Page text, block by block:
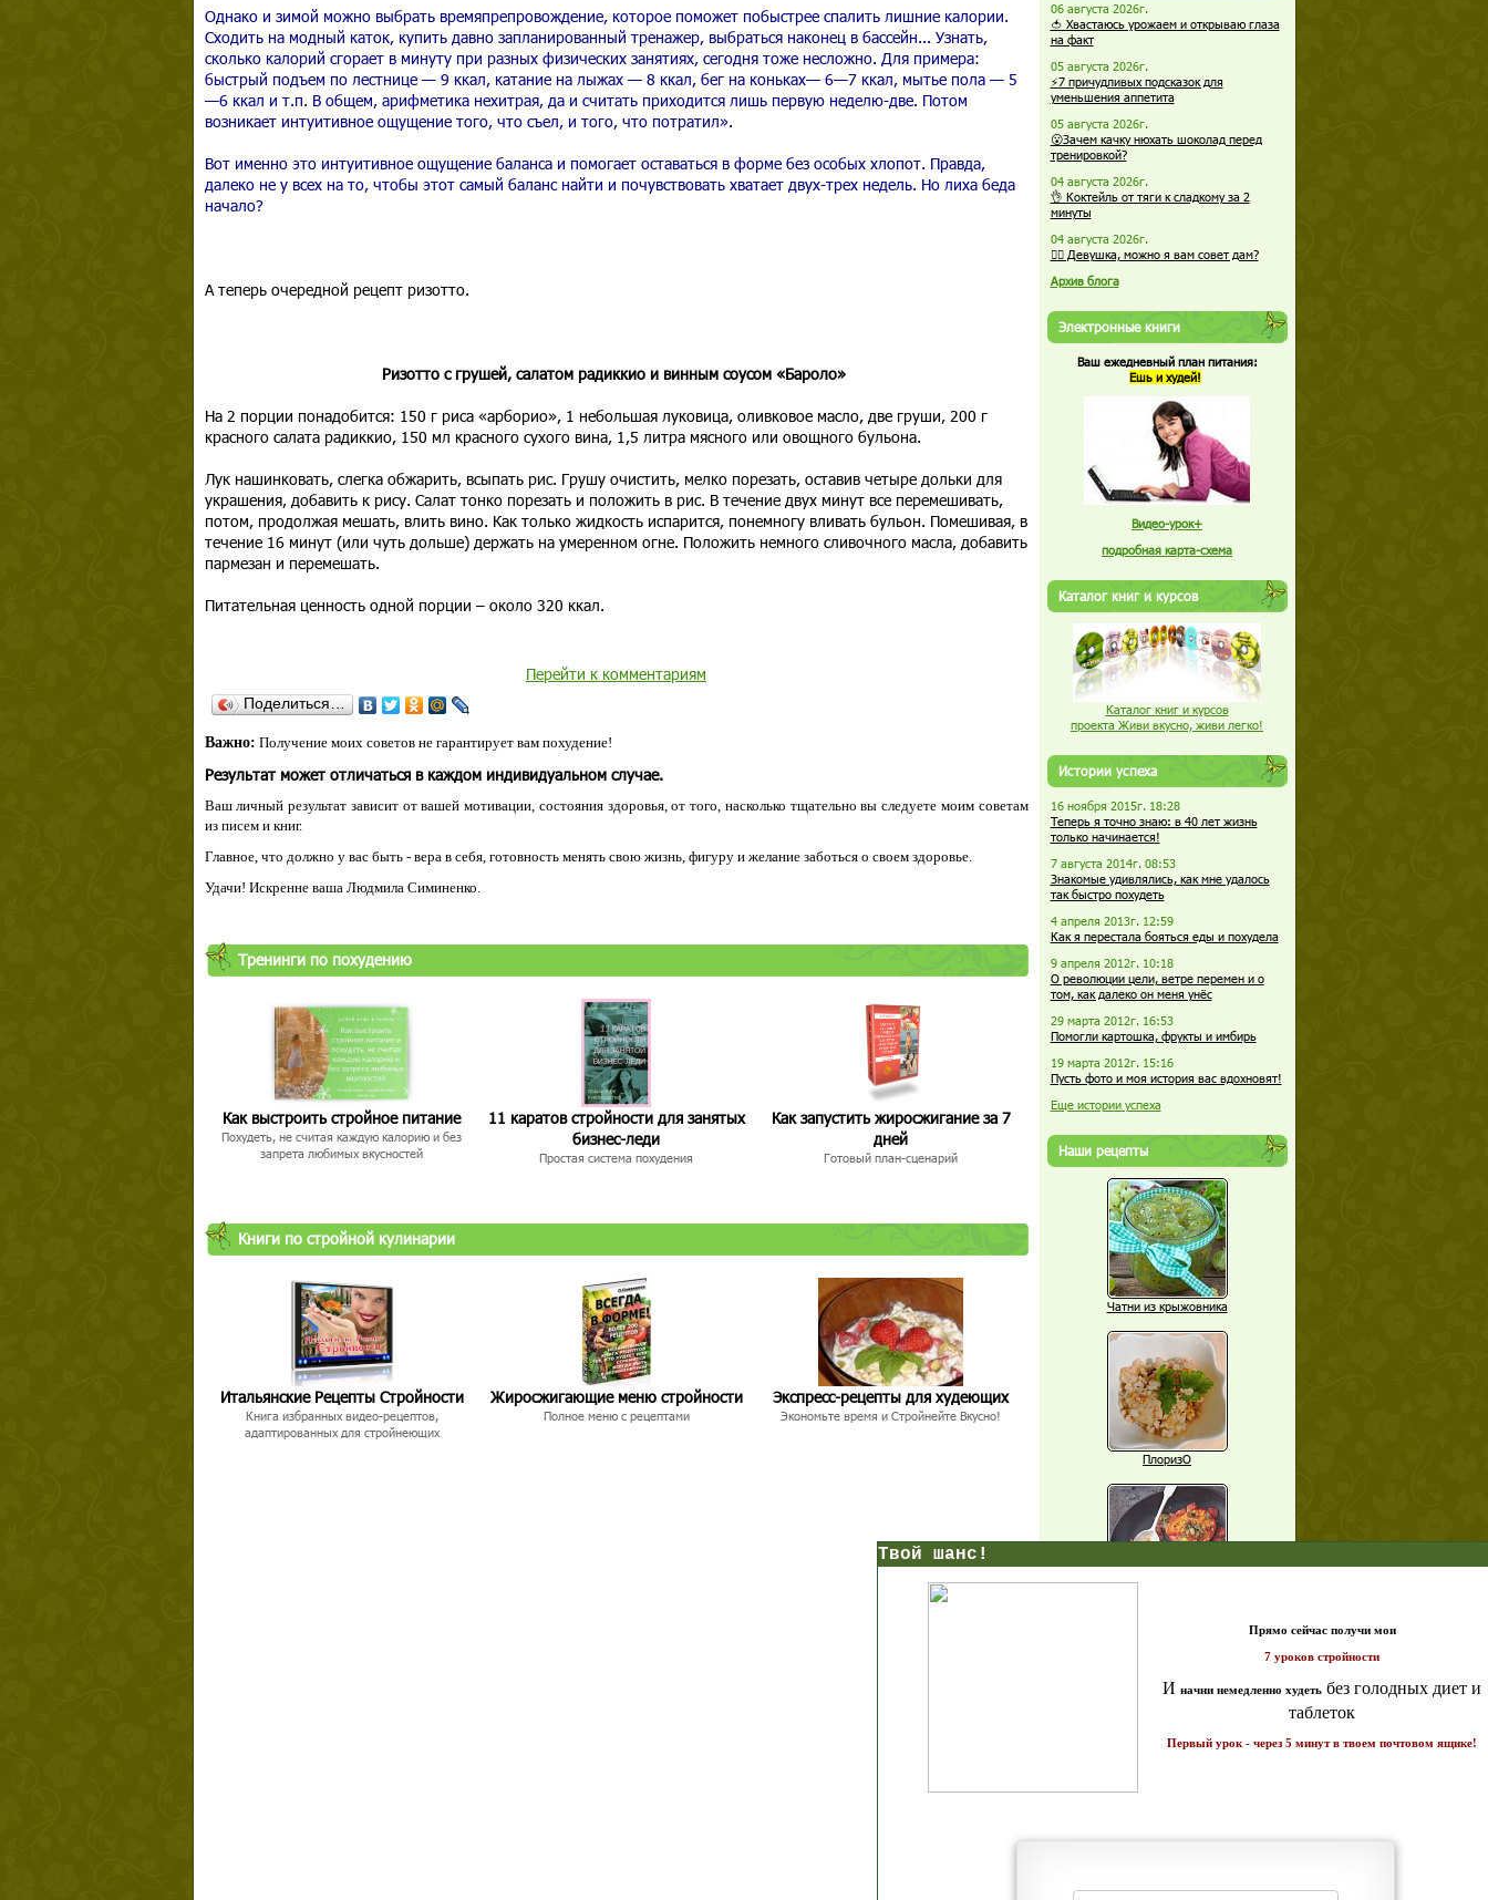
Однако и зимой можно выбрать времяпрепровождение, которое поможет побыстрее спалить лишние калории.
Сходить на модный каток, купить давно запланированный тренажер, выбраться наконец в бассейн... Узнать,
сколько калорий сгорает в минуту при разных физических занятиях, сегодня тоже несложно. Для примера:
быстрый подъем по лестнице — 9 ккал, катание на лыжах — 8 ккал, бег на коньках— 6—7 ккал, мытье пола — 5
—6 ккал и т.п. В общем, арифметика нехитрая, да и считать приходится лишь первую неделю-две. Потом
возникает интуитивное ощущение того, что съел, и того, что потратил».
Вот именно это интуитивное ощущение баланса и помогает оставаться в форме без особых хлопот. Правда,
далеко не у всех на то, чтобы этот самый баланс найти и почувствовать хватает двух-трех недель. Но лиха беда
начало?
А теперь очередной рецепт ризотто.
Ризотто с грушей, салатом радиккио и винным соусом «Бароло»
На 2 порции понадобится: 150 г риса «арборио», 1 небольшая луковица, оливковое масло, две груши, 200 г
красного салата радиккио, 150 мл красного сухого вина, 1,5 литра мясного или овощного бульона.
Лук нашинковать, слегка обжарить, всыпать рис. Грушу очистить, мелко порезать, оставив четыре дольки для
украшения, добавить к рису. Салат тонко порезать и положить в рис. В течение двух минут все перемешивать,
потом, продолжая мешать, влить вино. Как только жидкость испарится, понемногу вливать бульон. Помешивая, в
течение 16 минут (или чуть дольше) держать на умеренном огне. Положить немного сливочного масла, добавить
пармезан и перемешать.
Питательная ценность одной порции – около 320 ккал.
Перейти к комментариям
Поделиться…
Важно: Получение моих советов не гарантирует вам похудение!
Результат может отличаться в каждом индивидуальном случае.
Ваш личный результат зависит от вашей мотивации, состояния здоровья, от того, насколько тщательно вы следуете моим советам
из писем и книг.
Главное, что должно у вас быть - вера в себя, готовность менять свою жизнь, фигуру и желание заботься о своем здоровье.
Удачи! Искренне ваша Людмила Симиненко.
Тренинги по похудению
Как выстроить стройное питание
Похудеть, не считая каждую калорию и без
запрета любимых вкусностей
11 каратов стройности для занятых
бизнес-леди
Простая система похудения
Как запустить жиросжигание за 7
дней
Готовый план-сценарий
Книги по стройной кулинарии
Итальянские Рецепты Стройности
Книга избранных видео-рецептов,
адаптированных для стройнеющих
Жиросжигающие меню стройности
Полное меню с рецептами
Экспресс-рецепты для худеющих
Экономьте время и Стройнейте Вкусно!
06 августа 2026г.
🍅 Хвастаюсь урожаем и открываю глаза
на факт
05 августа 2026г.
⚡7 причудливых подсказок для
уменьшения аппетита
05 августа 2026г.
😮Зачем качку нюхать шоколад перед
тренировкой?
04 августа 2026г.
👌 Коктейль от тяги к сладкому за 2
минуты
04 августа 2026г.
🏋️‍♀️ Девушка, можно я вам совет дам?
Архив блога
Электронные книги
Ваш ежедневный план питания:
Ешь и худей!
Видео-урок+
подробная карта-схема
Каталог книг и курсов
Каталог книг и курсов
проекта Живи вкусно, живи легко!
Истории успеха
16 ноября 2015г. 18:28
Теперь я точно знаю: в 40 лет жизнь
только начинается!
7 августа 2014г. 08:53
Знакомые удивлялись, как мне удалось
так быстро похудеть
4 апреля 2013г. 12:59
Как я перестала бояться еды и похудела
9 апреля 2012г. 10:18
О революции цели, ветре перемен и о
том, как далеко он меня унёс
29 марта 2012г. 16:53
Помогли картошка, фрукты и имбирь
19 марта 2012г. 15:16
Пусть фото и моя история вас вдохновят!
Еще истории успеха
Наши рецепты
Чатни из крыжовника
ПлоризО
Еще рецепты
середине дня?